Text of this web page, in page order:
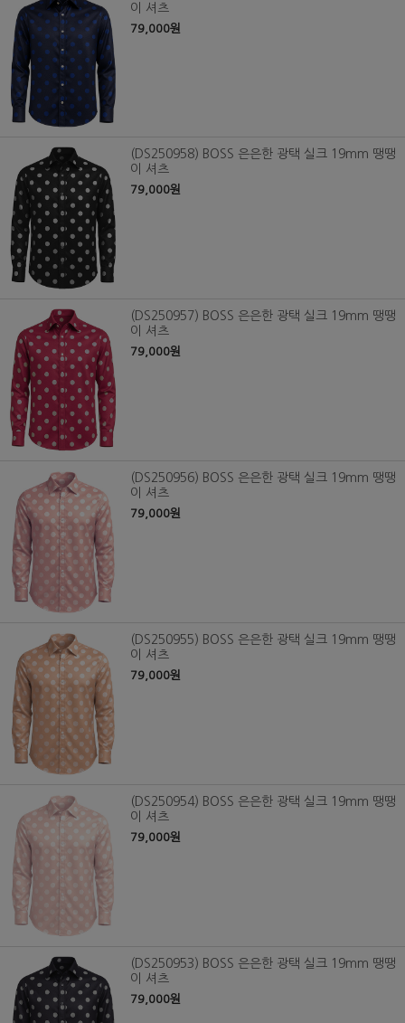
이 셔츠
79,000원
(DS250958) BOSS 은은한 광택 실크 19mm 땡땡
이 셔츠
79,000원
(DS250957) BOSS 은은한 광택 실크 19mm 땡땡
이 셔츠
79,000원
(DS250956) BOSS 은은한 광택 실크 19mm 땡땡
이 셔츠
79,000원
(DS250955) BOSS 은은한 광택 실크 19mm 땡땡
이 셔츠
79,000원
(DS250954) BOSS 은은한 광택 실크 19mm 땡땡
이 셔츠
79,000원
(DS250953) BOSS 은은한 광택 실크 19mm 땡땡
이 셔츠
79,000원